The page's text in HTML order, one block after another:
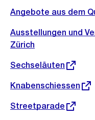
Angebote aus dem
Ausstellungen und
Zürich
Externer
Sechseläuten
Externer
Knabenschiessen
Externer
Streetparade